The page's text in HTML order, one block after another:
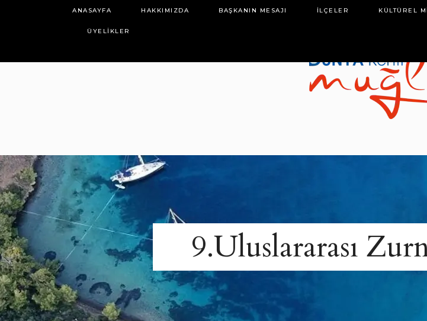
ANASAYFA HAKKIMIZDA BAŞKANIN MESAJI İLÇELER KÜLTÜREL
ÜYELIKLER
1
9.Uluslararası